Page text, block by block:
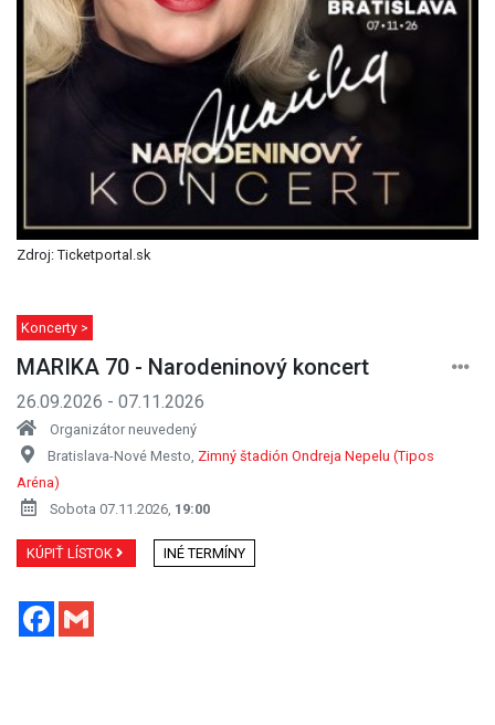
Zdroj: Ticketportal.sk
Koncerty >
MARIKA 70 - Narodeninový koncert
26.09.2026 - 07.11.2026
Organizátor neuvedený
Bratislava-Nové Mesto, Zimný štadión Ondreja Nepelu (Tipos
Aréna)
Sobota 07.11.2026, 19:00
KÚPIŤ LÍSTOK INÉ TERMÍNY
Facebook